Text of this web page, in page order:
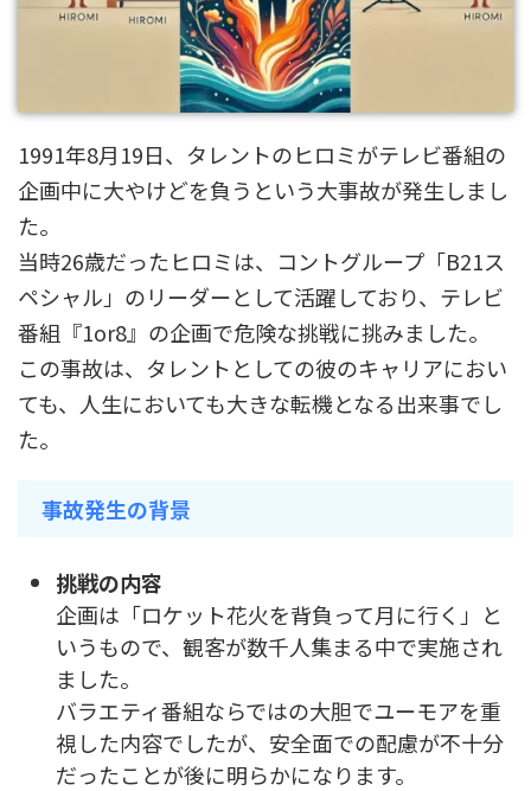
1991年8月19日、タレントのヒロミがテレビ番組の
企画中に大やけどを負うという大事故が発生しまし
た。
当時26歳だったヒロミは、コントグループ「B21ス
ペシャル」のリーダーとして活躍しており、テレビ
番組『1or8』の企画で危険な挑戦に挑みました。
この事故は、タレントとしての彼のキャリアにおい
ても、人生においても大きな転機となる出来事でし
た。
事故発生の背景
挑戦の内容
企画は「ロケット花火を背負って月に行く」と
いうもので、観客が数千人集まる中で実施され
ました。
バラエティ番組ならではの大胆でユーモアを重
視した内容でしたが、安全面での配慮が不十分
だったことが後に明らかになります。